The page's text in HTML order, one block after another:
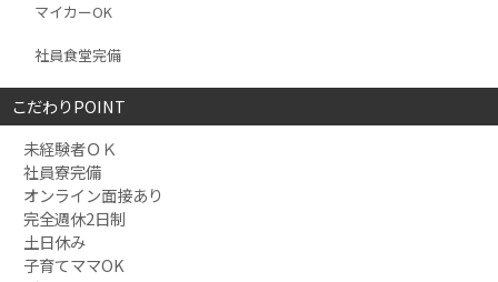
マイカーOK
社員食堂完備
こだわりPOINT
未経験者ＯＫ
社員寮完備
オンライン面接あり
完全週休2日制
土日休み
子育てママOK